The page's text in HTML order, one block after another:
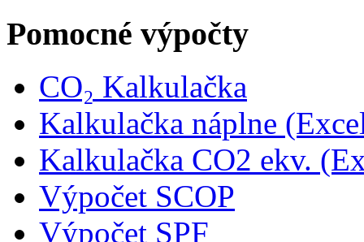
Pomocné výpočty
CO₂ Kalkulačka
Kalkulačka náplne
Kalkulačka CO2 ekv.
Výpočet SCOP
Výpočet SPF